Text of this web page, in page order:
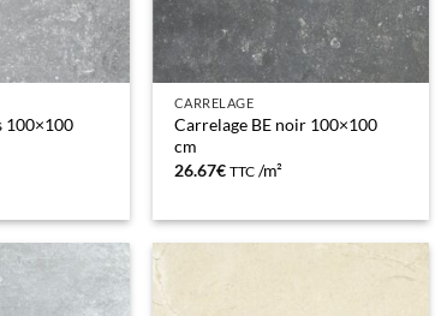
100×100
CARRELAGE
Carrelage BE noir 100×100
cm
26.67€ TTC /m²